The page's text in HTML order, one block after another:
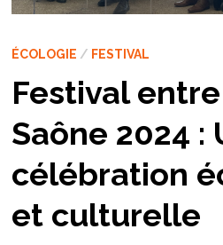
ÉCOLOGIE / FESTIVAL
Festival
Saône 2024 :
célébration
et culturelle